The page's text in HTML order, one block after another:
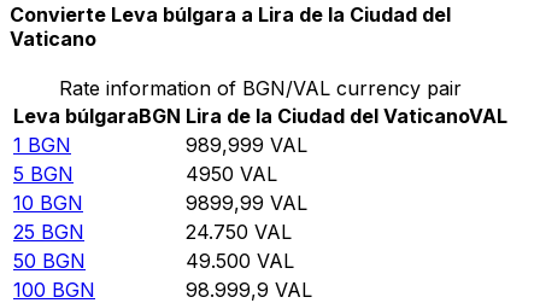
Convierte Leva búlgara a Lira de la Ciudad del
Vaticano
Rate information of BGN/VAL currency pair
Leva búlgaraBGN Lira de la Ciudad del VaticanoVAL
1 BGN 989,999 VAL
5 BGN 4950 VAL
10 BGN 9899,99 VAL
25 BGN 24.750 VAL
50 BGN 49.500 VAL
100 BGN 98.999,9 VAL